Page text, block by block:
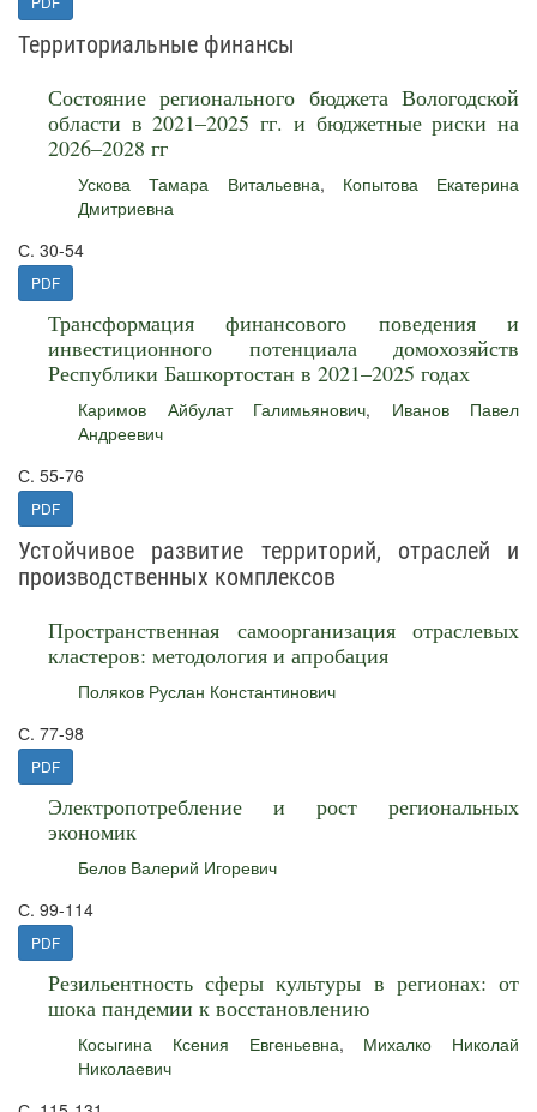
Территориальные финансы
Состояние регионального бюджета Вологодской
области в 2021–2025 гг. и бюджетные риски на
2026–2028 гг
Ускова Тамара Витальевна, Копытова Екатерина
Дмитриевна
С. 30-54
PDF
Трансформация финансового поведения и
инвестиционного потенциала домохозяйств
Республики Башкортостан в 2021–2025 годах
Каримов Айбулат Галимьянович, Иванов Павел
Андреевич
С. 55-76
PDF
Устойчивое развитие территорий, отраслей и
производственных комплексов
Пространственная самоорганизация отраслевых
кластеров: методология и апробация
Поляков Руслан Константинович
С. 77-98
PDF
Электропотребление и рост региональных
экономик
Белов Валерий Игоревич
С. 99-114
PDF
Резильентность сферы культуры в регионах: от
шока пандемии к восстановлению
Косыгина Ксения Евгеньевна, Михалко Николай
Николаевич